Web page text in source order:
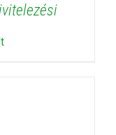
Ártartomány: